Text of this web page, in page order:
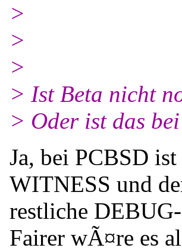
>
>
>
> Ist Beta nicht
> Oder ist das
Ja, bei PCBSD
WITNESS und
restliche
Fairer wÃ¤re es